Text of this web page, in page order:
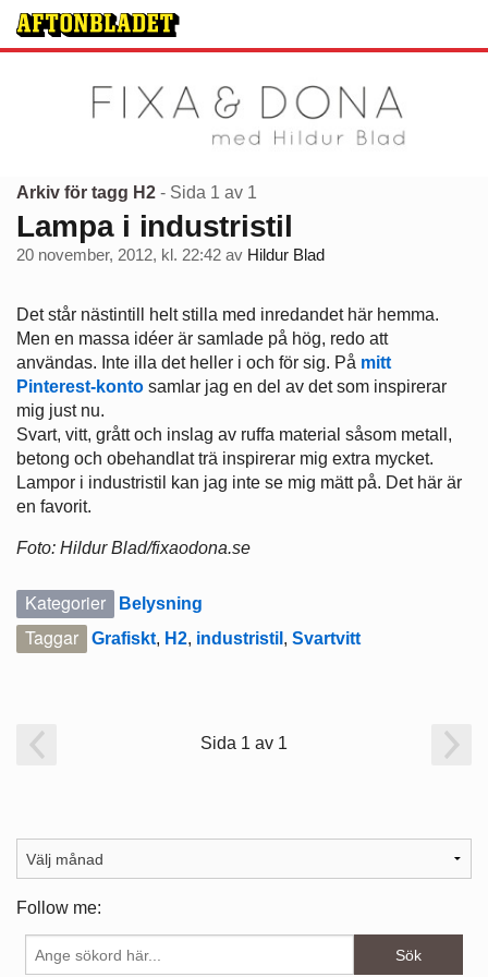
Arkiv för tagg H2 - Sida 1 av 1
Lampa i industristil
20 november, 2012, kl. 22:42 av Hildur Blad
Det står nästintill helt stilla med inredandet här hemma.
Men en massa idéer är samlade på hög, redo att
användas. Inte illa det heller i och för sig. På mitt
Pinterest-konto samlar jag en del av det som inspirerar
mig just nu.
Svart, vitt, grått och inslag av ruffa material såsom metall,
betong och obehandlat trä inspirerar mig extra mycket.
Lampor i industristil kan jag inte se mig mätt på. Det här är
en favorit.
Foto: Hildur Blad/fixaodona.se
Kategorier Belysning
Taggar Grafiskt, H2, industristil , Svartvitt
Sida 1 av 1
Follow me: